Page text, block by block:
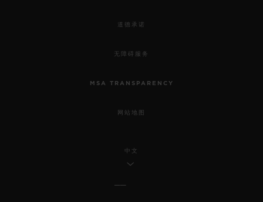
道德承诺
无障碍服务
MSA TRANSPARENCY
网站地图
中文